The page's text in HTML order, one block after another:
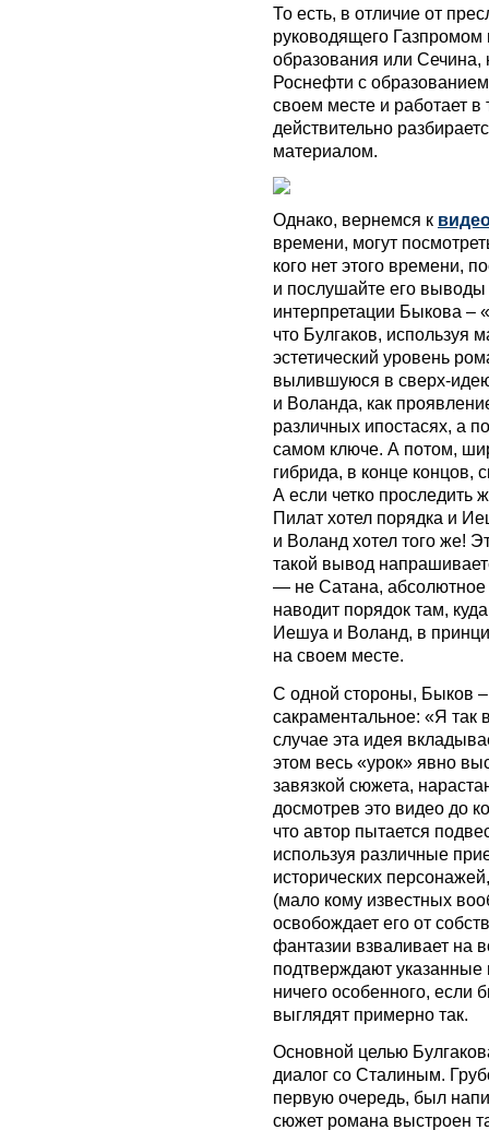
То есть, в отличие от
руководящего Газпромом
образования или Сечина,
Роснефти с
своем месте и работает
действительно
материалом.
Однако, вернемся к
времени, могут
кого нет этого времени,
и послушайте его
интерпретации Быкова –
что Булгаков, используя
эстетический уровень
вылившуюся в сверх-
и Воланда, как
различных ипостасях, а
самом ключе. А потом,
гибрида, в конце концов,
А если четко проследить
Пилат хотел порядка и
и Воланд хотел того же!
такой вывод
— не Сатана, абсолютное
наводит порядок там,
Иешуа и Воланд, в
на своем месте.
С одной стороны, Быков –
сакраментальное: «Я так
случае эта идея
этом весь «урок» явно
завязкой сюжета,
досмотрев это видео до
что автор пытается
используя различные
исторических
(мало кому известных
освобождает его от
фантазии взваливает на
подтверждают
ничего особенного,
выглядят примерно так.
Основной целью
диалог со Сталиным.
первую очередь, был
сюжет романа выстроен